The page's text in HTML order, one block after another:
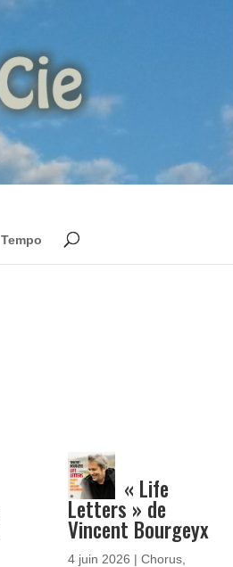
Tempo
« Life
Letters » de
Vincent Bourgeyx
4 juin 2026 | Chorus,